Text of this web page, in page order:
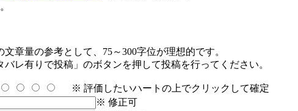
章量の参考として、75～300字位が理想的です。
レ有りで投稿」のボタンを押して投稿を行ってください。
※ 評価したいハートの上でクリックして確定
※ 修正可